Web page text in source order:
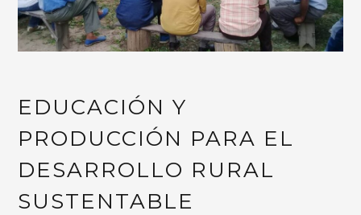
EDUCACIÓN Y
PRODUCCIÓN PARA EL
DESARROLLO RURAL
SUSTENTABLE